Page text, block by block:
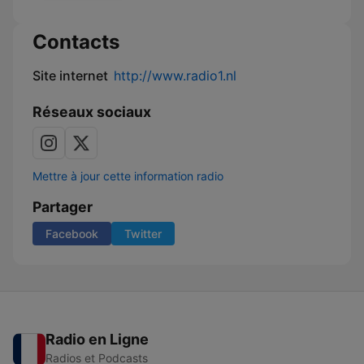
Contacts
Site internet http://www.radio1.nl
Réseaux sociaux
Mettre à jour cette information radio
Partager
Facebook Twitter
Radio en Ligne
Radios et Podcasts